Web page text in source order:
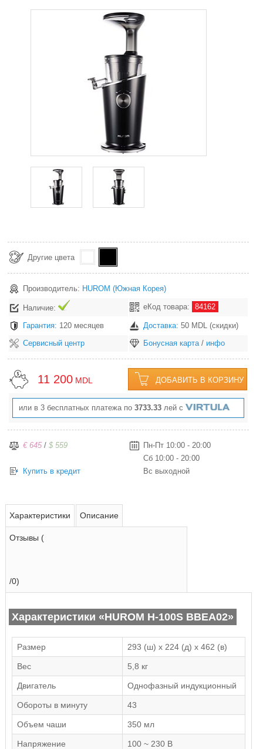
zoom
Другие цвета
Производитель: HUROM(Южная Корея)
Наличие: еКод товара: 84162
Гарантия: 120 месяцев Доставка:50 MDL (скидки)
Сервисный центр
Бонусная карта/ инфо
11 200 MDL ДОБАВИТЬ В КОРЗИНУ
или в 3 бесплатных платежа по3733.33 лей с
€ 645/$ 559
Купить в кредит
Пн-Пт 10:00 - 20:00
Сб 10:00 - 20:00
Вс выходной
Характеристики Описание
Отзывы (
/0)
Характеристики «HUROM H-100S BBEA02»
Размер 293 (ш) х 224 (д) х 462 (в)
Вес 5,8 кг
Двигатель Однофазный индукционный
Обороты в минуту 43
Объем чаши 350 мл
Напряжение 100 ~ 230 В